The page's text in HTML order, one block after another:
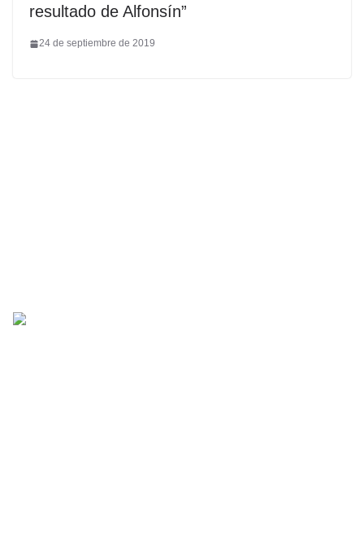
resultado de Alfonsín”
24 de septiembre de 2019